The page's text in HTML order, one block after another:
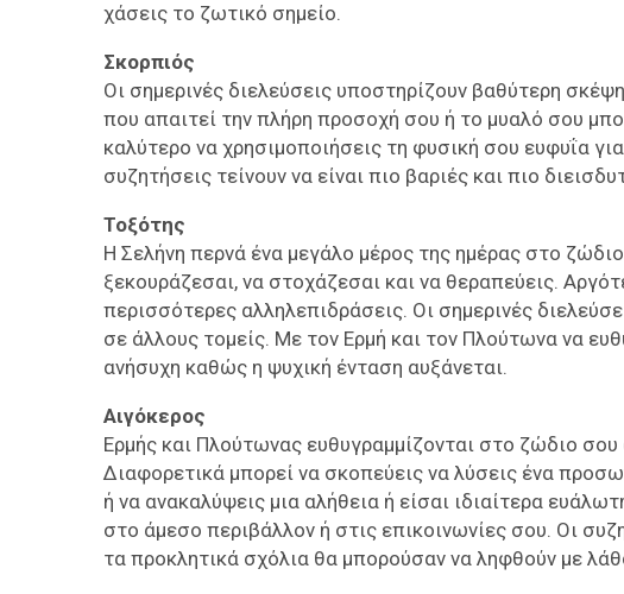
χάσεις το ζωτικό σημείο.
Σκορπιός
Οι σημερινές διελεύσεις υποστηρίζουν βαθύτερη
που απαιτεί την πλήρη προσοχή σου ή το μυαλό σου
καλύτερο να χρησιμοποιήσεις τη φυσική σου ευφυΐα
συζητήσεις τείνουν να είναι πιο βαριές και πιο
Τοξότης
Η Σελήνη περνά ένα μεγάλο μέρος της ημέρας στο
ξεκουράζεσαι, να στοχάζεσαι και να θεραπεύεις.
περισσότερες αλληλεπιδράσεις. Οι σημερινές
σε άλλους τομείς. Με τον Ερμή και τον Πλούτωνα να
ανήσυχη καθώς η ψυχική ένταση αυξάνεται.
Αιγόκερος
Ερμής και Πλούτωνας ευθυγραμμίζονται στο ζώδιο
Διαφορετικά μπορεί να σκοπεύεις να λύσεις ένα
ή να ανακαλύψεις μια αλήθεια ή είσαι ιδιαίτερα
στο άμεσο περιβάλλον ή στις επικοινωνίες σου. Οι
τα προκλητικά σχόλια θα μπορούσαν να ληφθούν με